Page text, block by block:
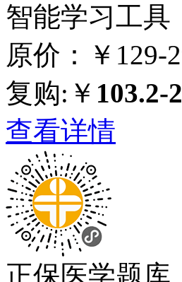
智能学习工具
原价：￥129-
复购:￥ 103.2-
查看详情
正保医学题库